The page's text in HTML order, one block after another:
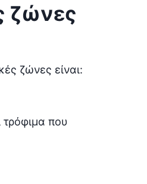
ζώνες
ζώνες είναι:
τρόφιμα που